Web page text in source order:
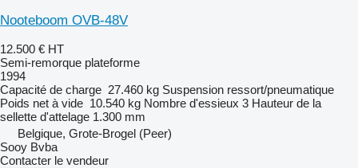
Nooteboom OVB-48V
12.500 € HT
Semi-remorque plateforme
1994
Capacité de charge 27.460 kg Suspension ressort/pneumatique
Poids net à vide 10.540 kg Nombre d'essieux 3 Hauteur de la
sellette d'attelage 1.300 mm
Belgique, Grote-Brogel (Peer)
Sooy Bvba
Contacter le vendeur